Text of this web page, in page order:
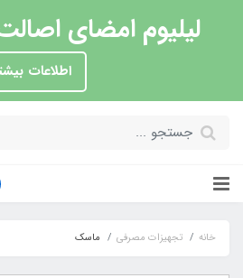
لیلیوم امضای
اطلاعات
خانه تجهیزات مصرفی ماسک